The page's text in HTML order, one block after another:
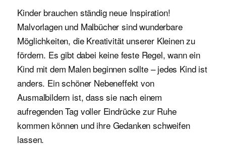
Kinder brauchen ständig neue Inspiration!
Malvorlagen und Malbücher sind wunderbare
Möglichkeiten, die Kreativität unserer Kleinen zu
fördern. Es gibt dabei keine feste Regel, wann ein
Kind mit dem Malen beginnen sollte – jedes Kind ist
anders. Ein schöner Nebeneffekt von
Ausmalbildern ist, dass sie nach einem
aufregenden Tag voller Eindrücke zur Ruhe
kommen können und ihre Gedanken schweifen
lassen.